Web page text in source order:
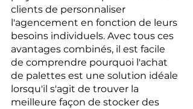
clients de personnaliser
l'agencement en fonction de leurs
besoins individuels. Avec tous ces
avantages combinés, il est facile
de comprendre pourquoi l'achat
de palettes est une solution idéale
lorsqu'il s'agit de trouver la
meilleure façon de stocker des